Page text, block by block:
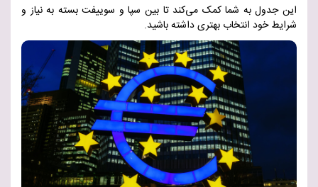
این جدول به شما کمک می‌کند تا بین سپا و سوییفت بسته به نیاز و
شرایط خود انتخاب بهتری داشته باشید.